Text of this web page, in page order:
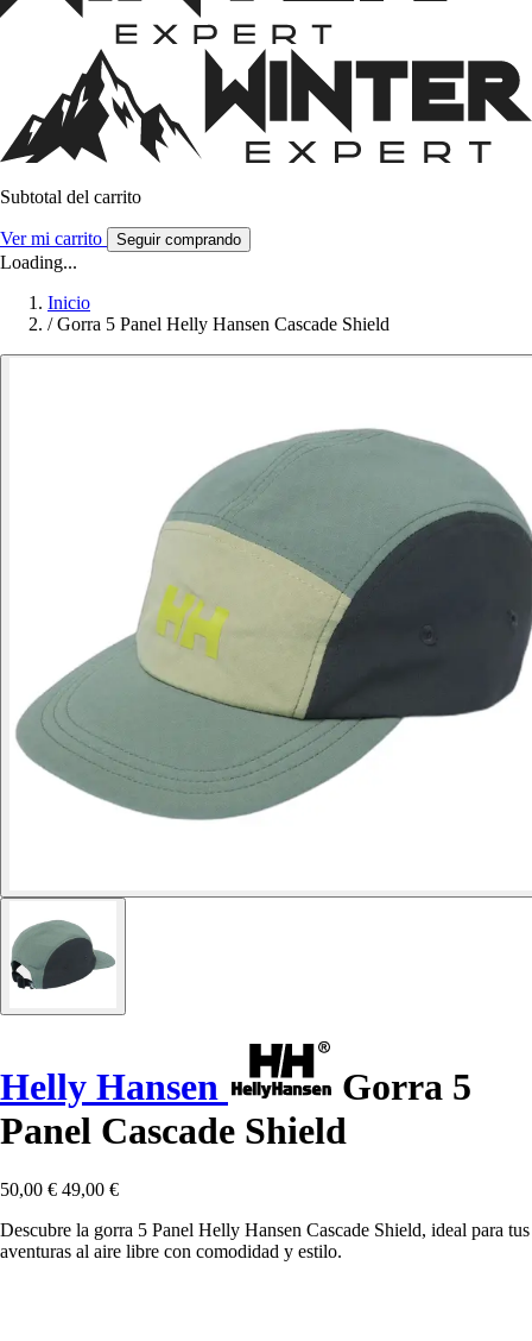
Subtotal del carrito
Ver mi carrito Seguir comprando
Loading...
Inicio
/ Gorra 5 Panel Helly Hansen Cascade Shield
Helly Hansen
Gorra 5
Panel Cascade Shield
50,00 € 49,00 €
Descubre la gorra 5 Panel Helly Hansen Cascade Shield, ideal para tus
aventuras al aire libre con comodidad y estilo.